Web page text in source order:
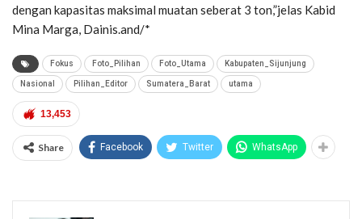
dengan kapasitas maksimal muatan seberat 3 ton,”jelas Kabid
Mina Marga, Dainis.and/*
Fokus Foto_Pilihan Foto_Utama Kabupaten_Sijunjung
Nasional Pilihan_Editor Sumatera_Barat utama
13,453
Share Facebook Twitter WhatsApp